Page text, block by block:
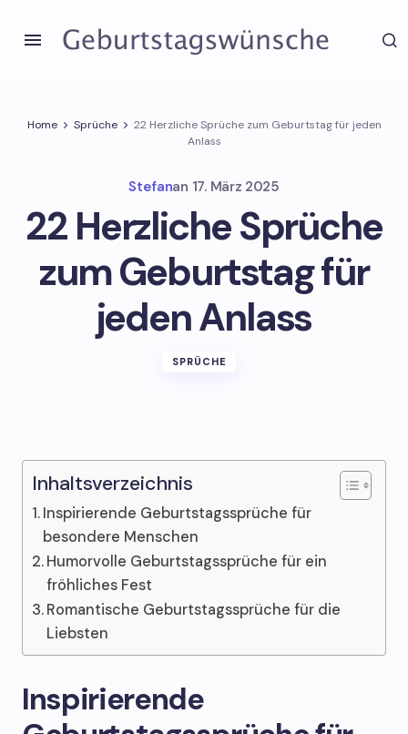
Home Sprüche
22 Herzliche Sprüche zum Geburtstag für jeden
Anlass
Stefanan 17. März 2025
22 Herzliche Sprüche
zum Geburtstag für
jeden Anlass
SPRÜCHE
Inhaltsverzeichnis
Inspirierende Geburtstagssprüche für
besondere Menschen
Humorvolle Geburtstagssprüche für ein
fröhliches Fest
Romantische Geburtstagssprüche für die
Liebsten
Inspirierende